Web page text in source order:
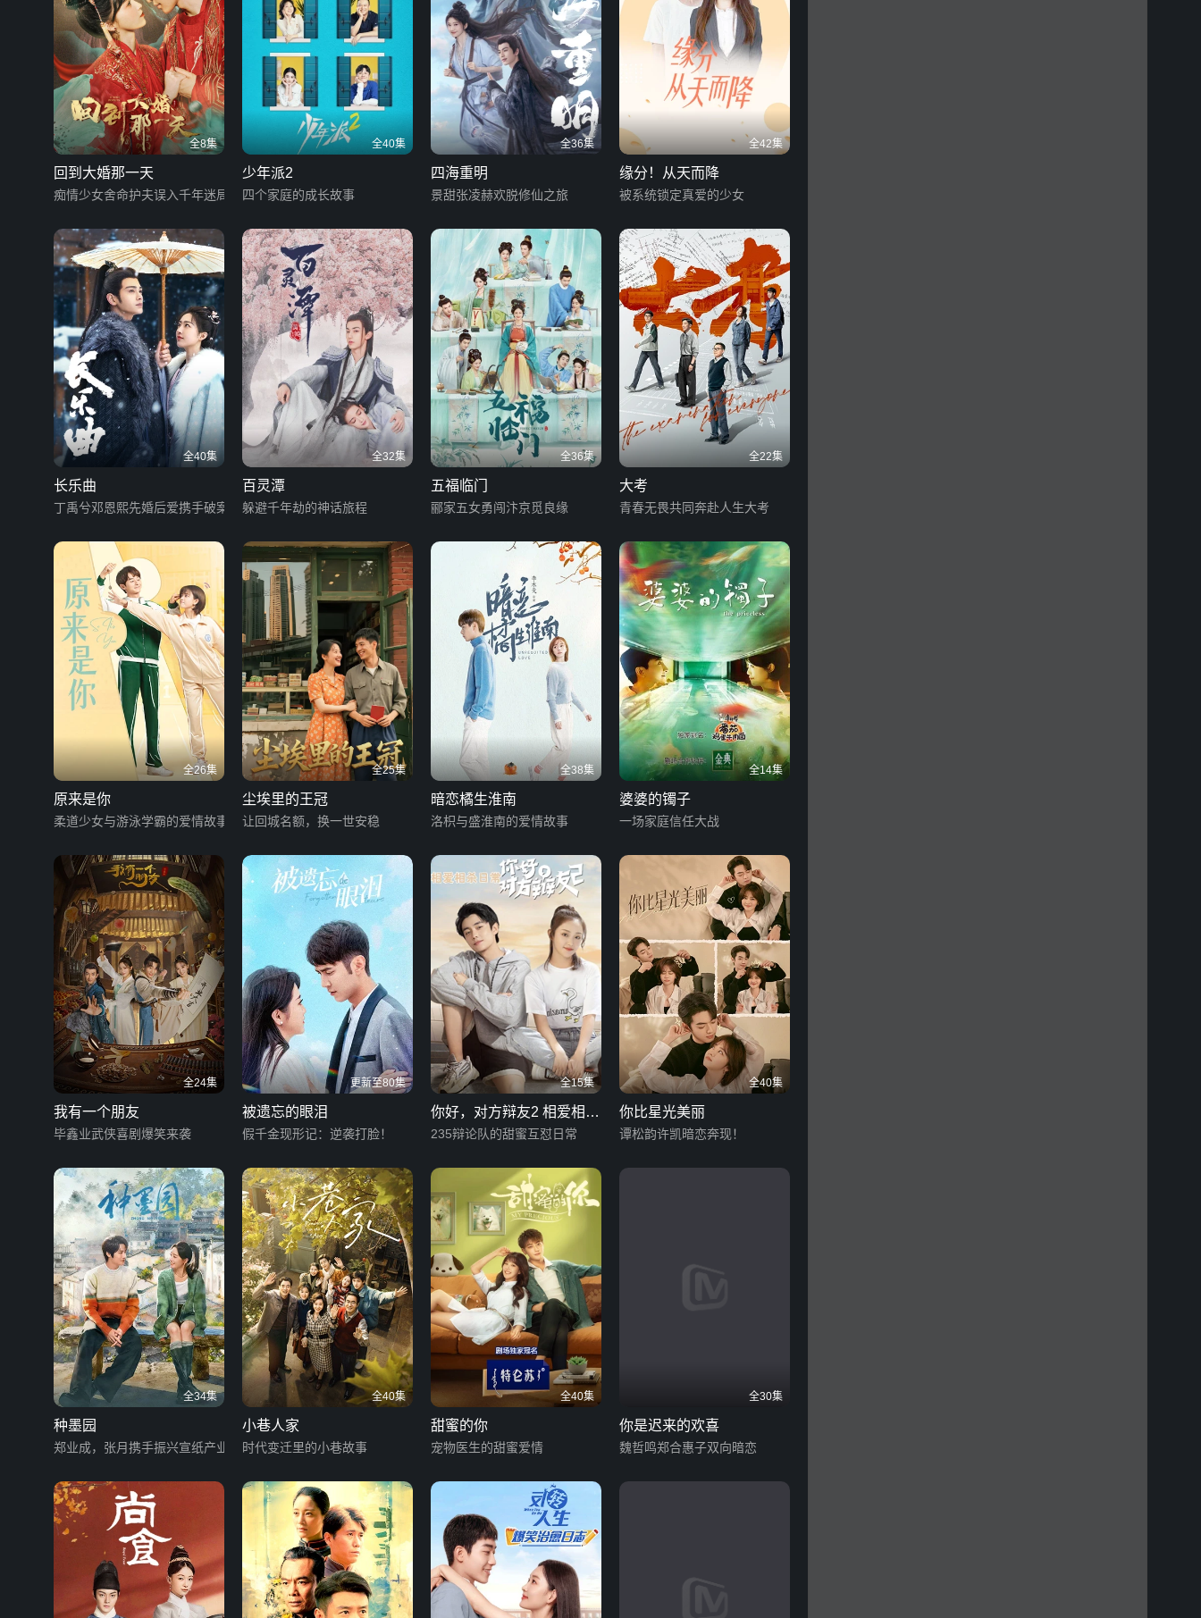
全8集
回到大婚那一天
痴情少女舍命护夫误入千年迷局
全40集
少年派2
四个家庭的成长故事
全36集
四海重明
景甜张凌赫欢脱修仙之旅
全42集
缘分！从天而降
被系统锁定真爱的少女
全40集
长乐曲
丁禹兮邓恩熙先婚后爱携手破案
全32集
百灵潭
躲避千年劫的神话旅程
全36集
五福临门
郦家五女勇闯汴京觅良缘
全22集
大考
青春无畏共同奔赴人生大考
全26集
原来是你
柔道少女与游泳学霸的爱情故事
全25集
尘埃里的王冠
让回城名额，换一世安稳
全38集
暗恋橘生淮南
洛枳与盛淮南的爱情故事
全14集
婆婆的镯子
一场家庭信任大战
全24集
我有一个朋友
毕鑫业武侠喜剧爆笑来袭
更新至80集
被遗忘的眼泪
假千金现形记：逆袭打脸！
全15集
你好，对方辩友2 相爱相杀
日常
235辩论队的甜蜜互怼日常
全40集
你比星光美丽
谭松韵许凯暗恋奔现！
全34集
种墨园
郑业成，张月携手振兴宣纸产业
全40集
小巷人家
时代变迁里的小巷故事
全40集
甜蜜的你
宠物医生的甜蜜爱情
全30集
你是迟来的欢喜
魏哲鸣郑合惠子双向暗恋